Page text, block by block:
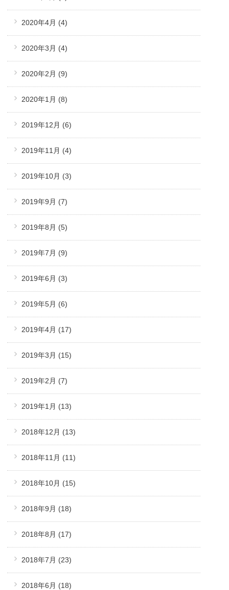
2020年4月 (4)
2020年3月 (4)
2020年2月 (9)
2020年1月 (8)
2019年12月 (6)
2019年11月 (4)
2019年10月 (3)
2019年9月 (7)
2019年8月 (5)
2019年7月 (9)
2019年6月 (3)
2019年5月 (6)
2019年4月 (17)
2019年3月 (15)
2019年2月 (7)
2019年1月 (13)
2018年12月 (13)
2018年11月 (11)
2018年10月 (15)
2018年9月 (18)
2018年8月 (17)
2018年7月 (23)
2018年6月 (18)